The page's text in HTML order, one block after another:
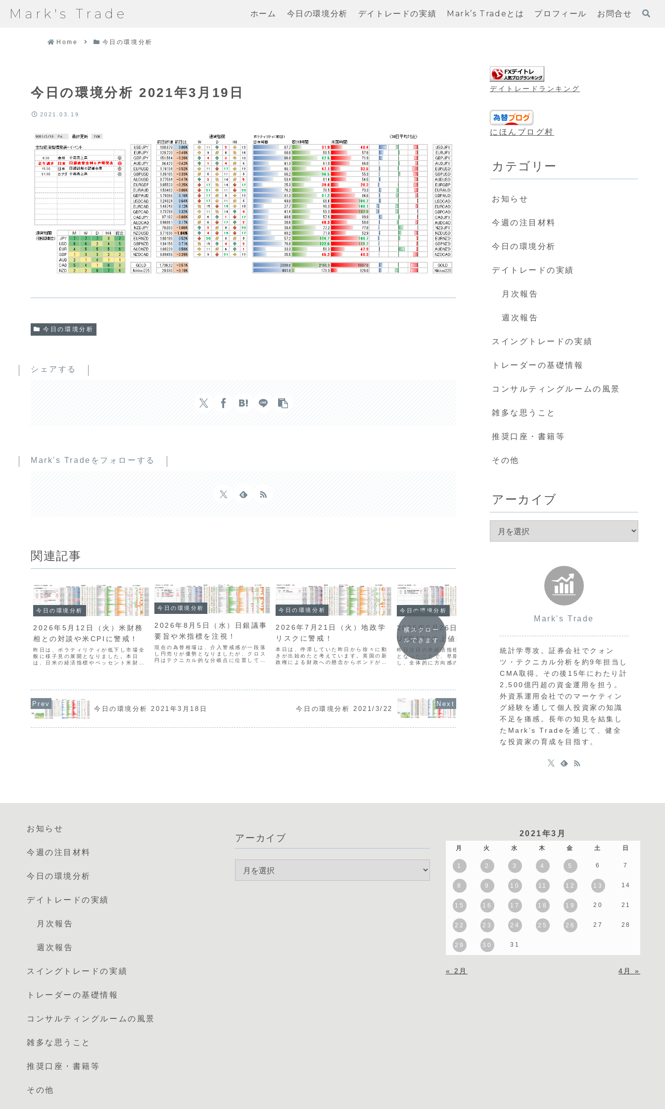
Mark's Trade ホーム 今日の環境分析 デイトレードの実績 Mark’s Tradeとは プロフィール お問合せ
Home 今日の環境分析
今日の環境分析 2021年3月19日
2021.03.19
今日の環境分析
シェアする
Mark's Tradeをフォローする
関連記事
今日の環境分析
2026年5月12日（火）米財務
相との対談や米CPIに警戒！
昨日は、ボラティリティが低下し市場全
般に様子見の展開となりました。本日
は、日米の経済指標やベッセント米財務
今日の環境分析
2026年8月5日（水）日銀議事
要旨や米指標を注視！
現在の為替相場は、介入警戒感が一段落
し円売りが優勢となりましたが、クロス
円はテクニカル的な分岐点に位置してお
今日の環境分析
2026年7月21日（火）地政学
リスクに警戒！
本日は、停滞していた昨日から徐々に動
きが出始めたと考えています。英国の新
政権による財政への懸念からポンドが売
今日の環境分析
2026年6月26日（金）
USDJPYの上値限界に警戒？
昨日注目の米経済指標が予想通りの結果
となったことで、早期利上げ観測が後退
し、全体的に方向感の乏しい展開となっ
していますが、162円付近では政府の介
入への警戒感が強く、上値の重い状況で
スクの再燃に警戒！
昨日はトランプ氏の発言によりイラン情
勢への不透明感が強まり、地政学リスク
が再燃しました。ドルの買い戻しからド
が、介入への警戒感も高く慎重な判断が
求められます。通貨強弱では円やユーロ
の弱さと、ポンドやドルの...
横スクロー
ルできます
今日の環境分析 2021年3月18日 今日の環境分析 2021/3/22
デイトレードランキング
にほんブログ村
カテゴリー
お知らせ
今週の注目材料
今日の環境分析
デイトレードの実績
月次報告
週次報告
スイングトレードの実績
トレーダーの基礎情報
コンサルティングルームの風景
雑多な思うこと
推奨口座・書籍等
その他
アーカイブ
Mark's Trade
統計学専攻。証券会社でクォン
ツ・テクニカル分析を約9年担当し
CMA取得。その後15年にわたり計
2,500億円超の資金運用を担う。
外資系運用会社でのマーケティン
グ経験を通して個人投資家の知識
不足を痛感。長年の知見を結集し
たMark’s Tradeを通じて、健全
な投資家の育成を目指す。
お知らせ
今週の注目材料
今日の環境分析
デイトレードの実績
月次報告
週次報告
スイングトレードの実績
トレーダーの基礎情報
コンサルティングルームの風景
雑多な思うこと
推奨口座・書籍等
その他
アーカイブ 2021年3月
月 火 水 木 金 土 日
1 2 3 4 5 6 7
8 9 10 11 12 13 14
15 16 17 18 19 20 21
22 23 24 25 26 27 28
29 30 31
« 2月 4月 »